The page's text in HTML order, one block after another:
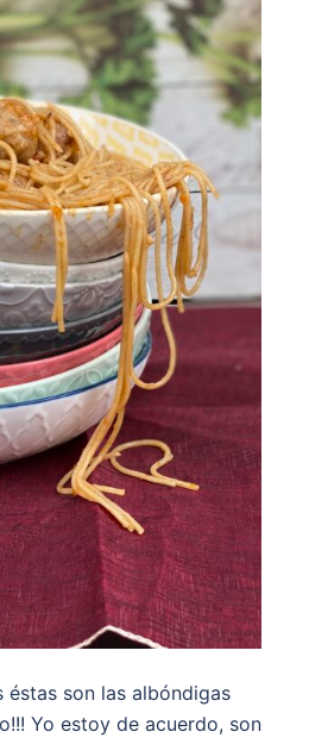
éstas son las albóndigas
Yo estoy de acuerdo, son